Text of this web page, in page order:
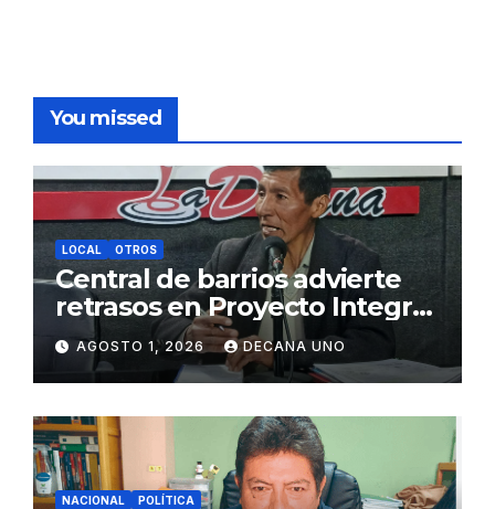
You missed
LOCAL OTROS
Central de barrios advierte
retrasos en Proyecto Integral
de Agua y Alcantarillado para
Juliaca
AGOSTO 1, 2026 DECANA UNO
NACIONAL POLÍTICA